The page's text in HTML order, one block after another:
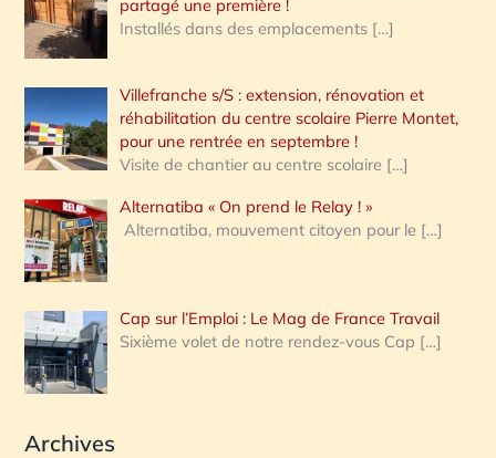
partagé une première !
Installés dans des emplacements […]
Villefranche s/S : extension, rénovation et
réhabilitation du centre scolaire Pierre Montet,
pour une rentrée en septembre !
Visite de chantier au centre scolaire […]
Alternatiba « On prend le Relay ! »
Alternatiba, mouvement citoyen pour le […]
Cap sur l’Emploi : Le Mag de France Travail
Sixième volet de notre rendez-vous Cap […]
Archives